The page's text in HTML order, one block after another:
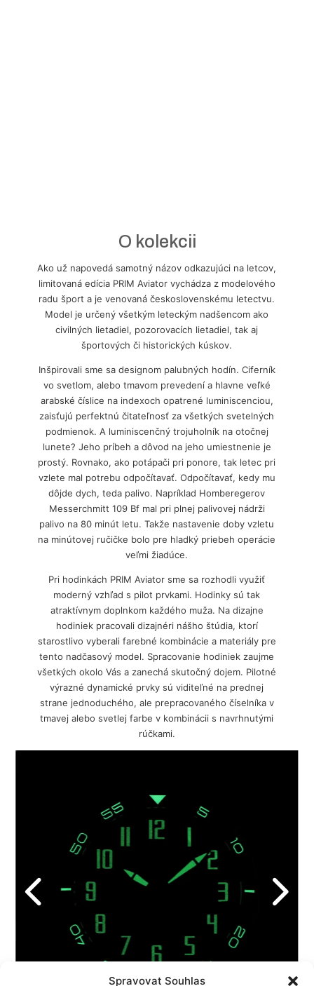
Spravovat Souhlas
O kolekcii
Ako už napovedá samotný názov odkazujúci na letcov,
limitovaná edícia PRIM Aviator vychádza z modelového
radu šport a je venovaná československému letectvu.
Model je určený všetkým leteckým nadšencom ako
civilných lietadiel, pozorovacích lietadiel, tak aj
športových či historických kúskov.
Inšpirovali sme sa designom palubných hodín. Ciferník
vo svetlom, alebo tmavom prevedení a hlavne veľké
arabské číslice na indexoch opatrené luminiscenciou,
zaisťujú perfektnú čitateľnosť za všetkých svetelných
podmienok. A luminiscenčný trojuholník na otočnej
lunete? Jeho príbeh a dôvod na jeho umiestnenie je
prostý. Rovnako, ako potápači pri ponore, tak letec pri
vzlete mal potrebu odpočítavať. Odpočítavať, kedy mu
dôjde dych, teda palivo. Napríklad Homberegerov
Messerchmitt 109 Bf mal pri plnej palivovej nádrži
palivo na 80 minút letu. Takže nastavenie doby vzletu
na minútovej ručičke bolo pre hladký priebeh operácie
veľmi žiadúce.
Pri hodinkách PRIM Aviator sme sa rozhodli využiť
moderný vzhľad s pilot prvkami. Hodinky sú tak
atraktívnym doplnkom každého muža. Na dizajne
hodiniek pracovali dizajnéri nášho štúdia, ktorí
starostlivo vyberali farebné kombinácie a materiály pre
tento nadčasový model. Spracovanie hodiniek zaujme
všetkých okolo Vás a zanechá skutočný dojem. Pilotné
výrazné dynamické prvky sú viditeľné na prednej
strane jednoduchého, ale prepracovaného číselníka v
tmavej alebo svetlej farbe v kombinácii s navrhnutými
rúčkami.